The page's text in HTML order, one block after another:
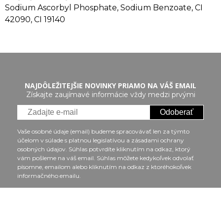
Sodium Ascorbyl Phosphate, Sodium Benzoate, CI
42090, CI 19140
NAJDÔLEŽITEJŠIE NOVINKY PRIAMO NA VÁŠ EMAIL
Získajte zaujímavé informácie vždy medzi prvými
Odoberať
Vaše osobné údaje (email) budeme spracovávať len za týmto
účelom v súlade s platnou legislatívou a zásadami ochrany
osobných údajov. Súhlas potvrdíte kliknutím na odkaz, ktorý
vám pošleme na váš email. Súhlas môžete kedykoľvek odvolať
písomne, emailom alebo kliknutím na odkaz z ktoréhokoľvek
informačného emailu.